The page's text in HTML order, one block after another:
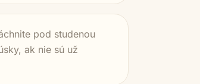
pod studenou
ak nie sú už